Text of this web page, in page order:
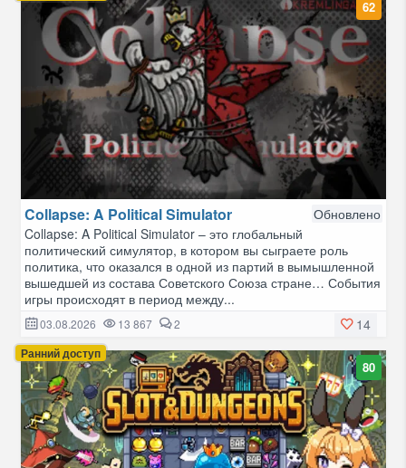
62
Collapse: A Political Simulator
Обновлено
Collapse: A Political Simulator – это глобальный
политический симулятор, в котором вы сыграете роль
политика, что оказался в одной из партий в вымышленной
вышедшей из состава Советского Союза стране… События
игры происходят в период между...
14
03.08.2026 13 867 2
Ранний доступ
80